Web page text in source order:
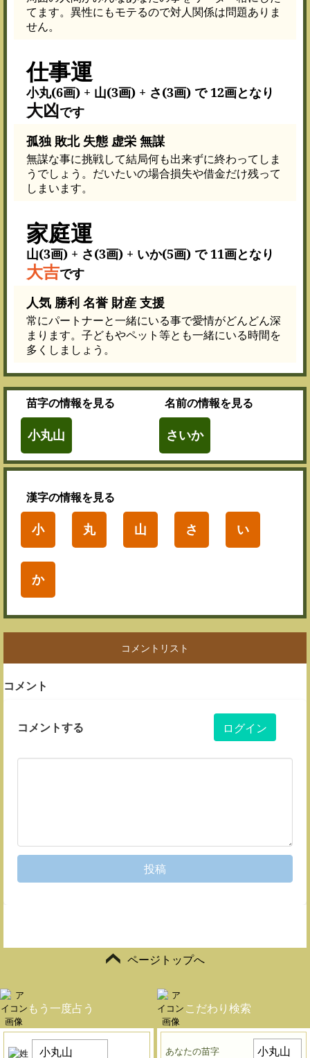
てます。異性にもモテるので対人関係は問題ありま
せん。
仕事運
小丸(6画) + 山(3画) + さ(3画) で 12画となり
大凶です
孤独 敗北 失態 虚栄 無謀
無謀な事に挑戦して結局何も出来ずに終わってしま
うでしょう。だいたいの場合損失や借金だけ残って
しまいます。
家庭運
山(3画) + さ(3画) + いか(5画) で 11画となり
大吉です
人気 勝利 名誉 財産 支援
常にパートナーと一緒にいる事で愛情がどんどん深
まります。子どもやペット等とも一緒にいる時間を
多くしましょう。
苗字の情報を見る
小丸山
名前の情報を見る
さいか
漢字の情報を見る
小 丸 山 さ い
か
コメントリスト
コメント
コメントする ログイン
投稿
ページトップへ
もう一度占う こだわり検索
あなたの苗字